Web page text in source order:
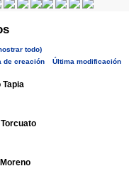
todo)
de creación Última modificación
Tapia